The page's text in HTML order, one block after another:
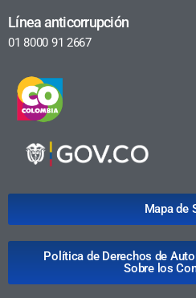
Línea anticorrupción
01 8000 91 2667
Mapa de
Política de Derechos de
Sobre los